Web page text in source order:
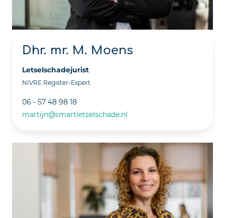
Dhr. mr. M. Moens
Letselschadejurist
NIVRE Register-Expert
06 - 57 48 98 18
martijn@smartletselschade.nl